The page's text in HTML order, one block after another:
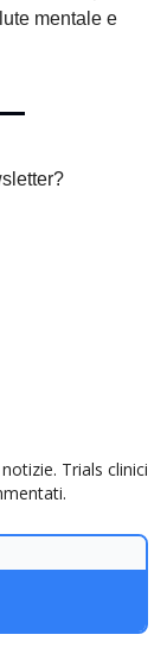
mentale e
Trials clinici